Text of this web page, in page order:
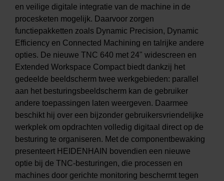
en veilige digitale integratie van de machine in de
procesketen mogelijk. Daarvoor zorgen
functiepakketten zoals Dynamic Precision, Dynamic
Efficiency en Connected Machining en talrijke andere
opties. De nieuwe TNC 640 met 24" widescreen en
Extended Workspace Compact biedt dankzij het
gedeelde beeldscherm twee werkgebieden: parallel
aan het besturingsbeeldscherm kan de gebruiker
andere toepassingen laten weergeven. Daarmee
beschikt hij over een bijzonder gebruikersvriendelijke
werkplek om opdrachten volledig digitaal direct op de
besturing te organiseren. Met de componentbewaking
presenteert HEIDENHAIN bovendien een nieuwe
optie bij de TNC-besturingen, die processen en
machines door gerichte monitoring beschermt tegen